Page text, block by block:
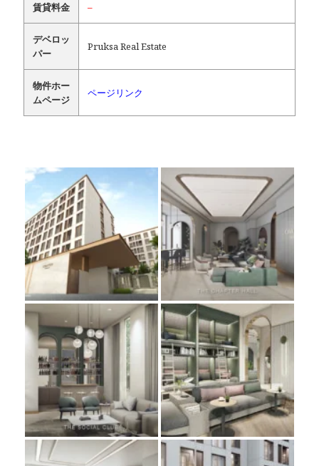
賃貸料金 –
デベロッ
パー
Pruksa Real Estate
物件ホー
ムページ
ページリンク